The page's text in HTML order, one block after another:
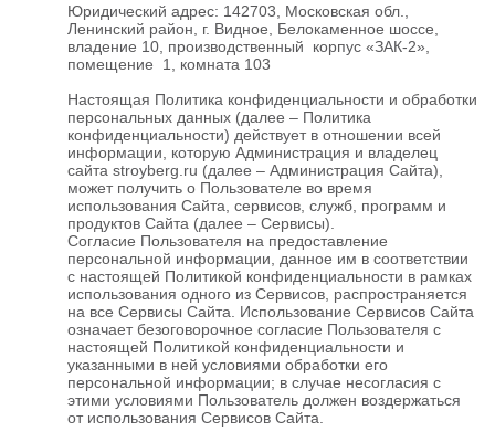
Вентиляционное
и Пожарное
оборудование
196
Электрика
освещение
Акционные
товары
Юридический адрес: 142703, Московская обл.,
Ленинский район, г. Видное, Белокаменное шоссе,
владение 10, производственный корпус «ЗАК-2»,
помещение 1, комната 103
Настоящая Политика конфиденциальности и обработки
персональных данных (далее – Политика
конфиденциальности) действует в отношении всей
информации, которую Администрация и владелец
сайта stroyberg.ru (далее – Администрация Сайта),
может получить о Пользователе во время
использования Сайта, сервисов, служб, программ и
продуктов Сайта (далее – Сервисы).
Согласие Пользователя на предоставление
персональной информации, данное им в соответствии
с настоящей Политикой конфиденциальности в рамках
использования одного из Сервисов, распространяется
на все Сервисы Сайта. Использование Сервисов Сайта
означает безоговорочное согласие Пользователя с
настоящей Политикой конфиденциальности и
указанными в ней условиями обработки его
персональной информации; в случае несогласия с
этими условиями Пользователь должен воздержаться
от использования Сервисов Сайта.